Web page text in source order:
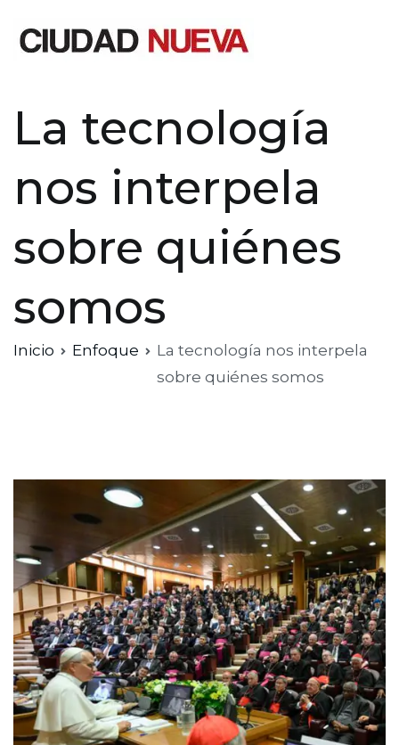
La tecnología
nos interpela
sobre quiénes
somos
Inicio Enfoque
La tecnología nos interpela
sobre quiénes somos